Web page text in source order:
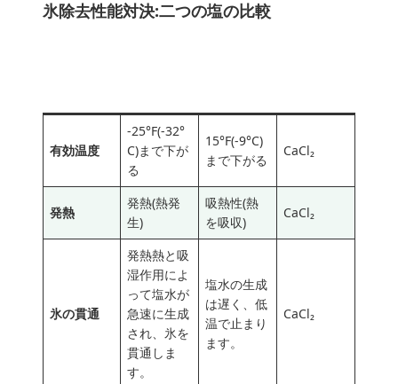
氷除去性能対決:二つの塩の比較
有効温度
-25°F(-32°
C)まで下が
る
15°F(-9°C)
まで下がる
CaCl₂
発熱
発熱(熱発
生)
吸熱性(熱
を吸収)
CaCl₂
氷の貫通
発熱熱と吸
湿作用によ
って塩水が
急速に生成
され、氷を
貫通しま
す。
塩水の生成
は遅く、低
温で止まり
ます。
CaCl₂